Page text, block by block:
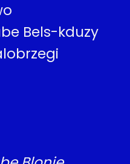
Bels-kduzy